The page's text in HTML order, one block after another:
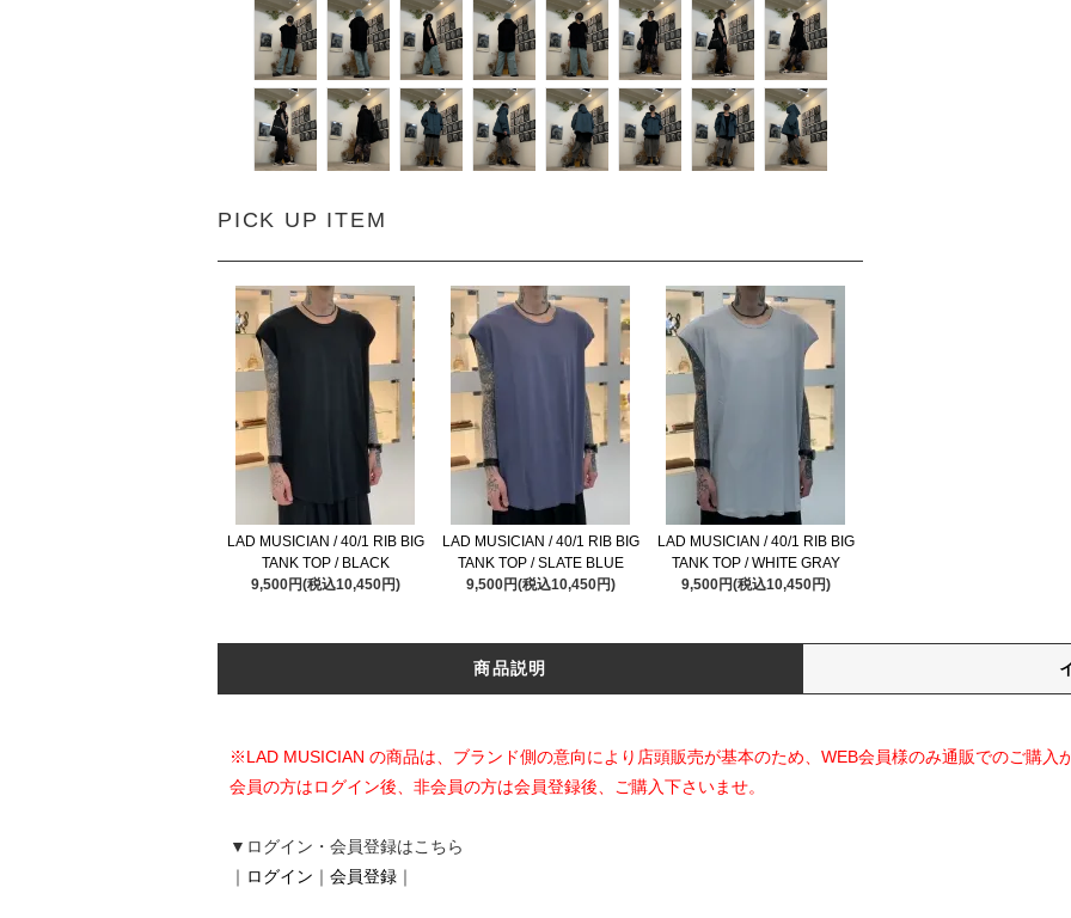
PICK UP ITEM
LAD MUSICIAN / 40/1 RIB BIG
TANK TOP / BLACK
9,500円(税込10,450円)
LAD MUSICIAN / 40/1 RIB BIG
TANK TOP / SLATE BLUE
9,500円(税込10,450円)
LAD MUSICIAN / 40/1 RIB BIG
TANK TOP / WHITE GRAY
9,500円(税込10,450円)
商品説明
※LAD MUSICIAN の商品は、ブランド側の意向により店頭販売が基本のため、WEB会員様のみ通販でのご購入
会員の方はログイン後、非会員の方は会員登録後、ご購入下さいませ。
▼ログイン・会員登録はこちら
｜ ログイン ｜ 会員登録｜